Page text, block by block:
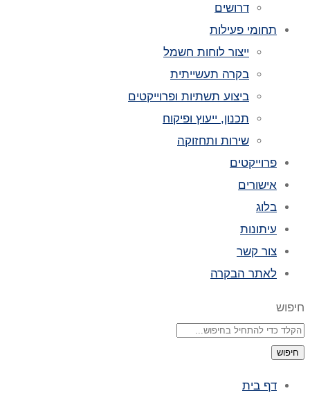
דרושים
תחומי פעילות
ייצור לוחות חשמל
בקרה תעשייתית
ביצוע תשתיות ופרוייקטים
תכנון, ייעוץ ופיקוח
שירות ותחזוקה
פרוייקטים
אישורים
בלוג
עיתונות
צור קשר
לאתר הבקרה
חיפוש
חיפוש
דף בית